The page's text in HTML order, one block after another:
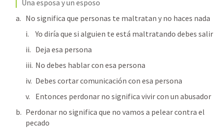
Una esposa y un esposo
No significa que personas te maltratan y no haces nada
Deja esa persona
No debes hablar con esa persona
Debes cortar comunicación con esa persona
Entonces perdonar no significa vivir con un abusador
Perdonar no significa que no vamos a pelear contra el
pecado